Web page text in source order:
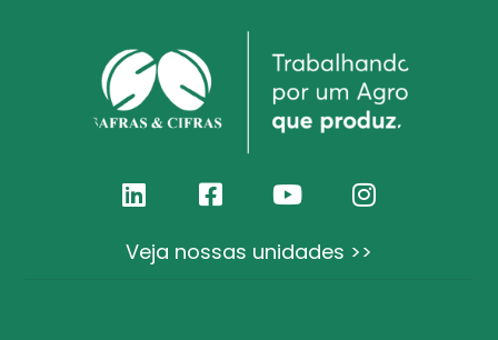
Veja nossas unidades >>